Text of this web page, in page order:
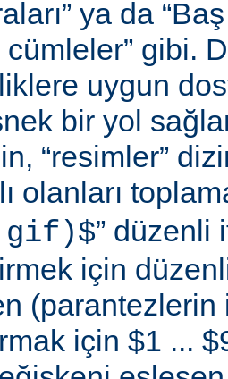
ya da
gibi.
uygun
bir yol
“resimler”
olanları
” düzenli
için
(parantezlerin
için $1 ...